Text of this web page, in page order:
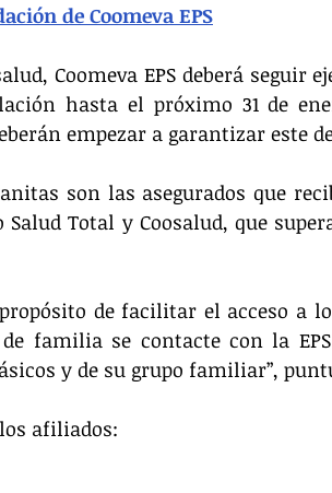
de Coomeva EPS
Coomeva EPS deberá seguir
hasta el próximo 31 de
empezar a garantizar este
Sanitas son las asegurados que
Total y Coosalud, que
de facilitar el acceso a
familia se contacte con la
y de su grupo familiar”,
afiliados: